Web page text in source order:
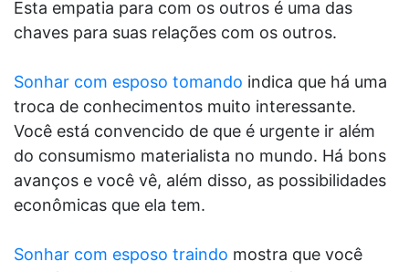
Esta empatia para com os outros é uma das
chaves para suas relações com os outros.
Sonhar com esposo tomando indica que há uma
troca de conhecimentos muito interessante.
Você está convencido de que é urgente ir além
do consumismo materialista no mundo. Há bons
avanços e você vê, além disso, as possibilidades
econômicas que ela tem.
Sonhar com esposo traindo mostra que você